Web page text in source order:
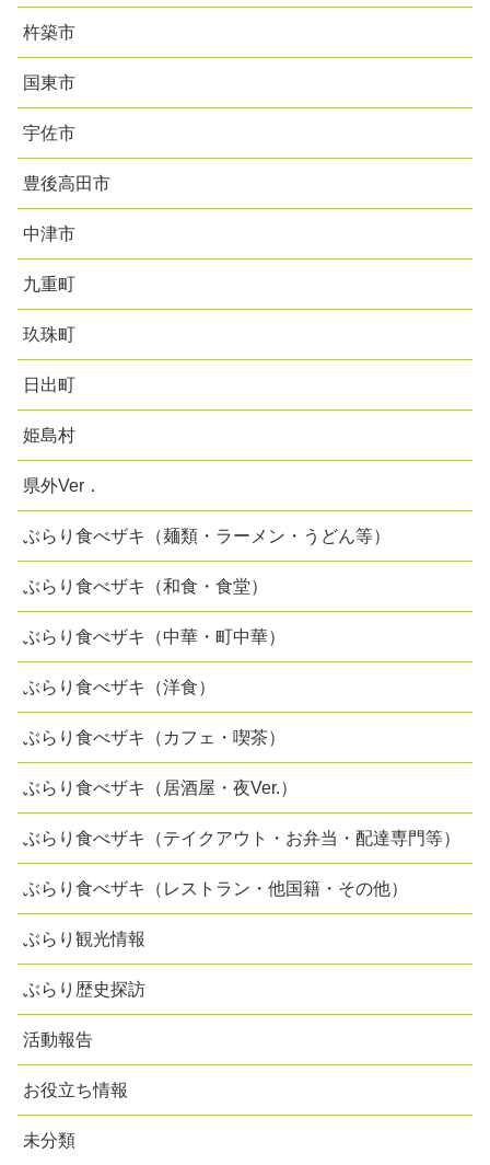
杵築市
国東市
宇佐市
豊後高田市
中津市
九重町
玖珠町
日出町
姫島村
県外Ver．
ぶらり食べザキ（麺類・ラーメン・うどん等）
ぶらり食べザキ（和食・食堂）
ぶらり食べザキ（中華・町中華）
ぶらり食べザキ（洋食）
ぶらり食べザキ（カフェ・喫茶）
ぶらり食べザキ（居酒屋・夜Ver.）
ぶらり食べザキ（テイクアウト・お弁当・配達専門等）
ぶらり食べザキ（レストラン・他国籍・その他）
ぶらり観光情報
ぶらり歴史探訪
活動報告
お役立ち情報
未分類